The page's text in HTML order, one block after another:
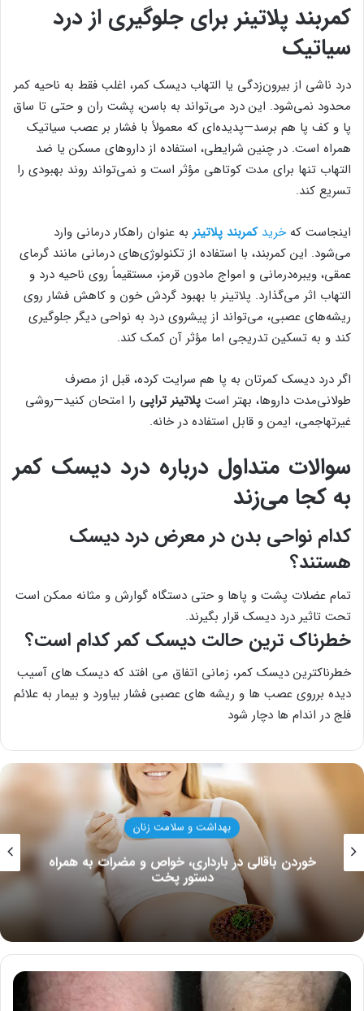
کمربند پلاتینر برای جلوگیری از درد
سیاتیک
درد ناشی از بیرون‌زدگی یا التهاب دیسک کمر، اغلب فقط به ناحیه کمر
محدود نمی‌شود. این درد می‌تواند به باسن، پشت ران و حتی تا ساق
پا و کف پا هم برسد—پدیده‌ای که معمولاً با فشار بر عصب سیاتیک
همراه است. در چنین شرایطی، استفاده از داروهای مسکن یا ضد
التهاب تنها برای مدت کوتاهی مؤثر است و نمی‌تواند روند بهبودی را
تسریع کند.
اینجاست کهخریدکمربند پلاتینر به عنوان راهکار درمانی وارد
می‌شود. این کمربند، با استفاده از تکنولوژی‌های درمانی مانند گرمای
عمقی، ویبره‌درمانی و امواج مادون قرمز، مستقیماً روی ناحیه درد و
التهاب اثر می‌گذارد. پلاتینر با بهبود گردش خون و کاهش فشار روی
ریشه‌های عصبی، می‌تواند از پیشروی درد به نواحی دیگر جلوگیری
کند و به تسکین تدریجی اما مؤثر آن کمک کند.
اگر درد دیسک کمرتان به پا هم سرایت کرده، قبل از مصرف
طولانی‌مدت داروها، بهتر است پلاتینر تراپی را امتحان کنید—روشی
غیرتهاجمی، ایمن و قابل استفاده در خانه.
سوالات متداول درباره درد دیسک کمر
به کجا می‌زند
کدام نواحی بدن در معرض درد دیسک
هستند؟
تمام عضلات پشت و پاها و حتی دستگاه گوارش و مثانه ممکن است
تحت تاثیر درد دیسک قرار بگیرند.
خطرناک ترین حالت دیسک کمر کدام است؟
خطرناکترین دیسک کمر، زمانی اتفاق می افتد که دیسک های آسیب
دیده برروی عصب ها و ریشه های عصبی فشار بیاورد و بیمار به علائم
فلج در اندام ها دچار شود
بهداشت و سلامت زنان
خوردن باقالی در بارداری، خواص و مضرات به همراه
دستور پخت
درمان
التهاب